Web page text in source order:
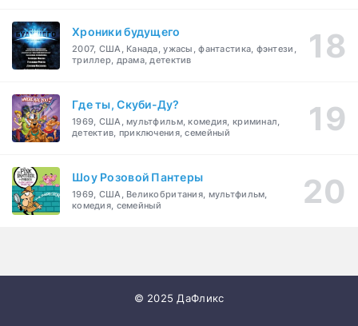
Хроники будущего
2007, США, Канада, ужасы, фантастика, фэнтези,
триллер, драма, детектив
Где ты, Скуби-Ду?
1969, США, мультфильм, комедия, криминал,
детектив, приключения, семейный
Шоу Розовой Пантеры
1969, США, Великобритания, мультфильм,
комедия, семейный
© 2025 ДаФликс